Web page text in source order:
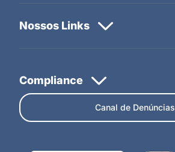
Canal de Denúncias